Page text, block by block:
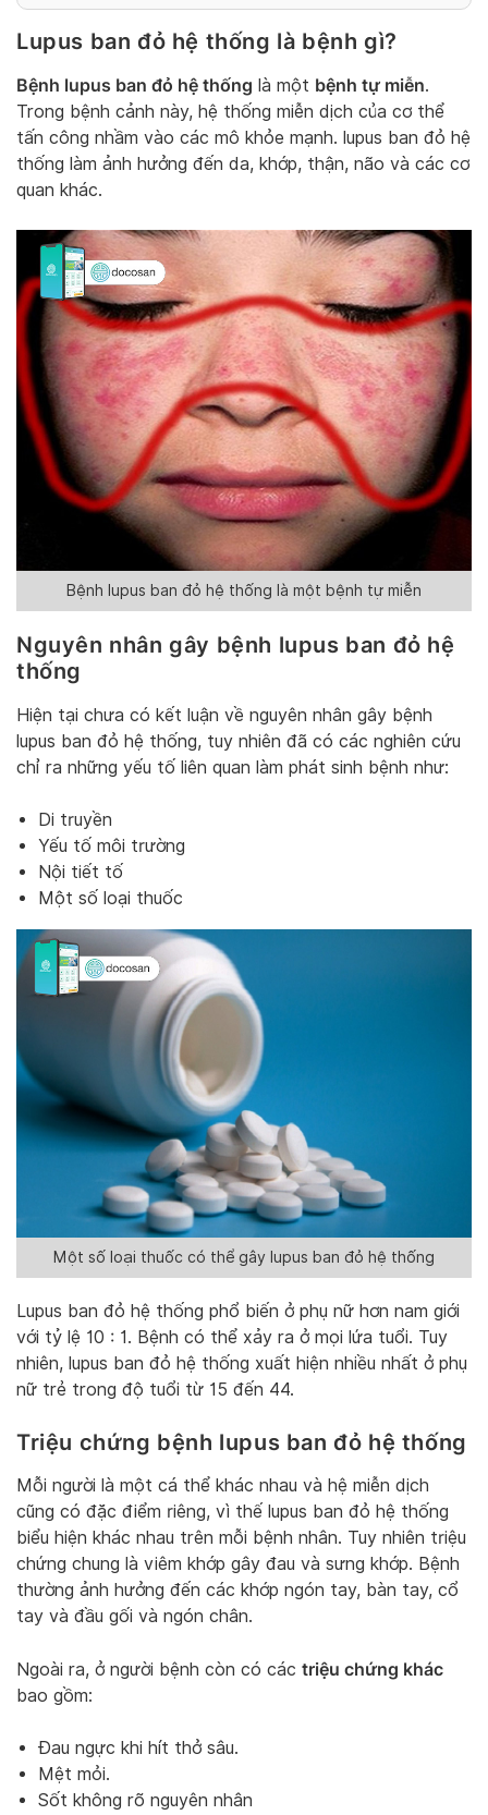
Lupus ban đỏ hệ thống là bệnh gì?
Bệnh lupus ban đỏ hệ thống là một bệnh tự miễn.
Trong bệnh cảnh này, hệ thống miễn dịch của cơ thể
tấn công nhầm vào các mô khỏe mạnh. lupus ban đỏ hệ
thống làm ảnh hưởng đến da, khớp, thận, não và các cơ
quan khác.
Bệnh lupus ban đỏ hệ thống là một bệnh tự miễn
Nguyên nhân gây bệnh lupus ban đỏ hệ
thống
Hiện tại chưa có kết luận về nguyên nhân gây bệnh
lupus ban đỏ hệ thống, tuy nhiên đã có các nghiên cứu
chỉ ra những yếu tố liên quan làm phát sinh bệnh như:
Di truyền
Yếu tố môi trường
Nội tiết tố
Một số loại thuốc
Một số loại thuốc có thể gây lupus ban đỏ hệ thống
Lupus ban đỏ hệ thống phổ biến ở phụ nữ hơn nam giới
với tỷ lệ 10 : 1. Bệnh có thể xảy ra ở mọi lứa tuổi. Tuy
nhiên, lupus ban đỏ hệ thống xuất hiện nhiều nhất ở phụ
nữ trẻ trong độ tuổi từ 15 đến 44.
Triệu chứng bệnh lupus ban đỏ hệ thống
Mỗi người là một cá thể khác nhau và hệ miễn dịch
cũng có đặc điểm riêng, vì thế lupus ban đỏ hệ thống
biểu hiện khác nhau trên mỗi bệnh nhân. Tuy nhiên triệu
chứng chung là viêm khớp gây đau và sưng khớp. Bệnh
thường ảnh hưởng đến các khớp ngón tay, bàn tay, cổ
tay và đầu gối và ngón chân.
Ngoài ra, ở người bệnh còn có các triệu chứng khác
bao gồm:
Đau ngực khi hít thở sâu.
Mệt mỏi.
Sốt không rõ nguyên nhân